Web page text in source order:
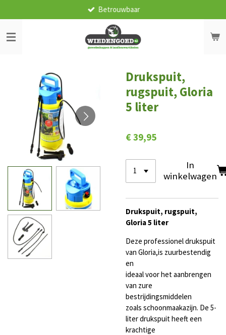
direct
naar
de
Betrouwbaar
Drukspuit,
rugspuit, Gloria
5 liter
€ 39,95
In
winkelwagen
Drukspuit, rugspuit,
Gloria 5 liter
Deze professionel drukspuit
van Gloria,is zuurbestendig
en
ideaal voor het aanbrengen
van zure
bestrijdingsmiddelen
zoals schoonmaakazijn. De 5-
liter drukspuit heeft een
krachtige